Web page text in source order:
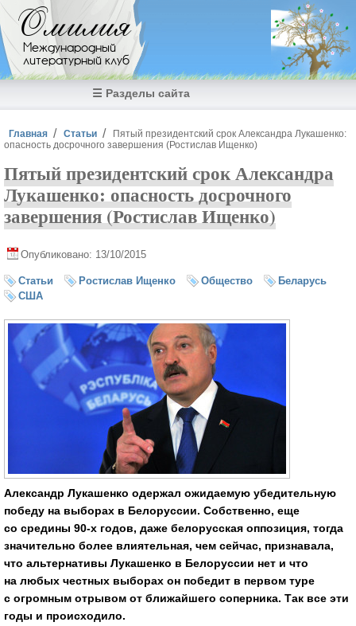
Перейти к основному содержанию
Омилия
Международный
литературный клуб
☰ Разделы сайта
Вы здесь
Главная Статьи
Пятый президентский срок Александра Лукашенко:
опасность досрочного завершения (Ростислав Ищенко)
Пятый президентский срок Александра
Лукашенко: опасность досрочного
завершения (Ростислав Ищенко)
Опубликовано: 13/10/2015
Статьи Ростислав Ищенко Общество
Беларусь
США
Александр Лукашенко одержал ожидаемую убедительную
победу на выборах в Белоруссии. Собственно, еще
со средины 90-х годов, даже белорусская оппозиция, тогда
значительно более влиятельная, чем сейчас, признавала,
что альтернативы Лукашенко в Белоруссии нет и что
на любых честных выборах он победит в первом туре
с огромным отрывом от ближайшего соперника. Так все эти
годы и происходило.